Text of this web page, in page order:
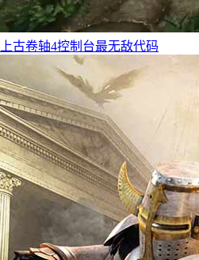
古卷轴4控制台最无敌代码